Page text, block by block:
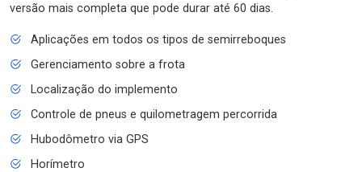
versão mais completa que pode durar até 60 dias.
Aplicações em todos os tipos de semirreboques
Gerenciamento sobre a frota
Localização do implemento
Controle de pneus e quilometragem percorrida
Hubodômetro via GPS
Horímetro